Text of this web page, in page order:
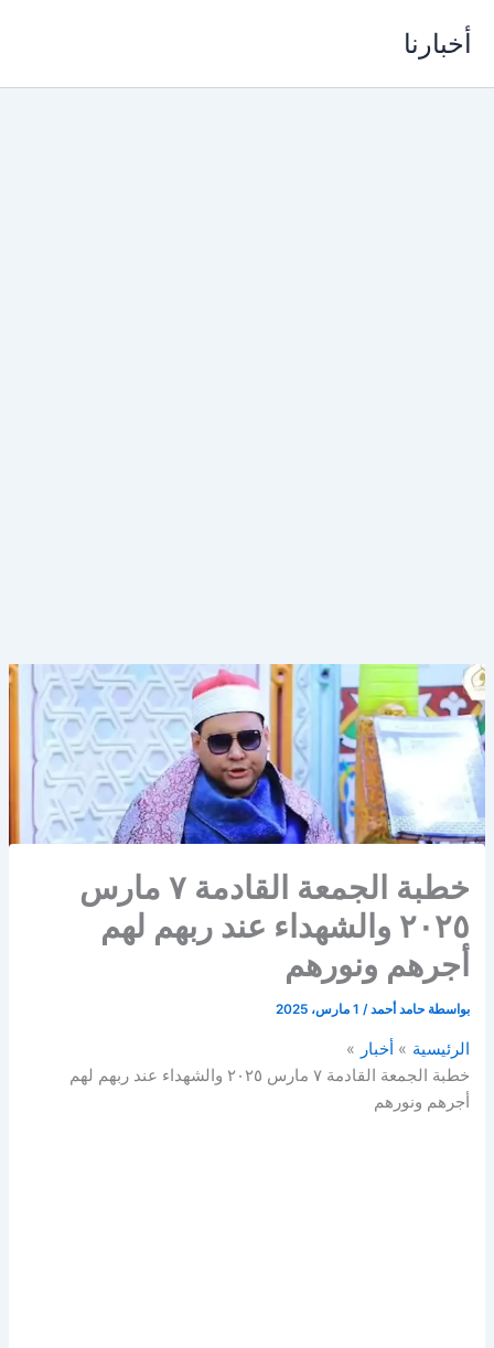
أخبارنا
خطبة الجمعة القادمة ٧ مارس
٢٠٢٥ والشهداء عند ربهم لهم
أجرهم ونورهم
بواسطة حامد أحمد/ 1 مارس، 2025
الرئيسية
أخبار
خطبة الجمعة القادمة ٧ مارس ٢٠٢٥ والشهداء عند ربهم لهم
أجرهم ونورهم